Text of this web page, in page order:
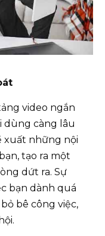
video ngắn
dùng càng lâu
xuất những nội
tạo ra một
dứt ra. Sự
bạn dành quá
bê công việc,